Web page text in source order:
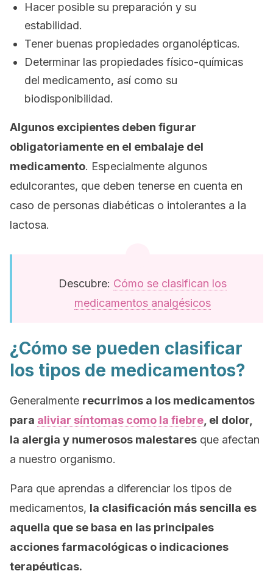
Hacer posible su preparación y su
estabilidad.
Tener buenas propiedades organolépticas.
Determinar las propiedades físico-químicas
del medicamento, así como su
biodisponibilidad.
Algunos excipientes deben figurar
obligatoriamente en el embalaje del
medicamento. Especialmente algunos
edulcorantes, que deben tenerse en cuenta en
caso de personas diabéticas o intolerantes a la
lactosa.
Descubre: Cómo se clasifican los
medicamentos analgésicos
¿Cómo se pueden clasificar
los tipos de medicamentos?
Generalmente recurrimos a los medicamentos
para aliviar síntomas como la fiebre , el dolor,
la alergia y numerosos malestares que afectan
a nuestro organismo.
Para que aprendas a diferenciar los tipos de
medicamentos, la clasificación más sencilla es
aquella que se basa en las principales
acciones farmacológicas o indicaciones
terapéuticas.